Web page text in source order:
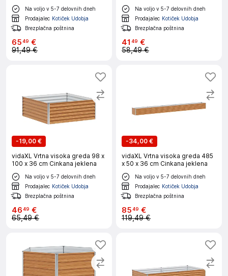
Na voljo v 5-7 delovnih dneh
Prodajalec Kotiček Udobja
Brezplačna poštnina
6549 €
91,49 €
Na voljo v 5-7 delovnih dneh
Prodajalec Kotiček Udobja
Brezplačna poštnina
41 49 €
58,49 €
-19,00 €
vidaXL Vrtna visoka greda 98 x
100 x 36 cm Cinkana jeklena
Na voljo v 5-7 delovnih dneh
Prodajalec Kotiček Udobja
Brezplačna poštnina
4649 €
65,49 €
-34,00 €
vidaXL Vrtna visoka greda 485
x 50 x 36 cm Cinkana jeklena
Na voljo v 5-7 delovnih dneh
Prodajalec Kotiček Udobja
Brezplačna poštnina
8549 €
119,49 €